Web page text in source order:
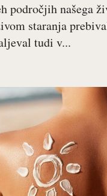
področjih našega
staranja
tudi v...